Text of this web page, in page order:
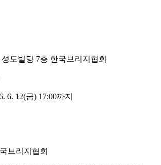
도빌딩 7층 한국브리지협회
6. 12(금) 17:00까지
브리지협회